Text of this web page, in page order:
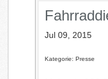
Jul 09, 2015
Kategorie: Presse